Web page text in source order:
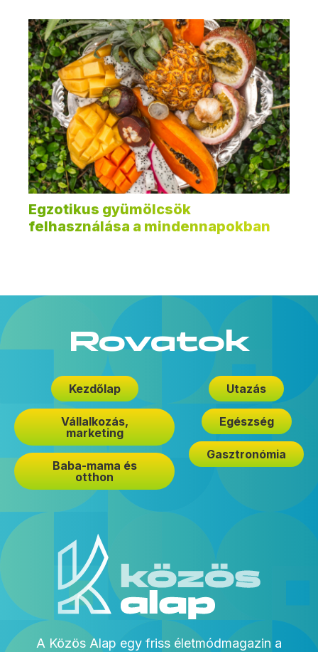
Egzotikus gyümölcsök
felhasználása a mindennapokban
Rovatok
Kezdőlap
Vállalkozás,
marketing
Baba-mama és
otthon
Utazás
Egészség
Gasztronómia
A Közös Alap egy friss életmódmagazin a